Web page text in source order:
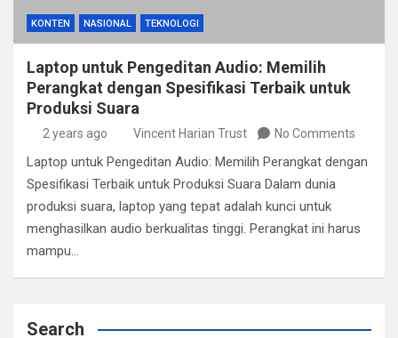
KONTEN NASIONAL TEKNOLOGI
Laptop untuk Pengeditan Audio: Memilih
Perangkat dengan Spesifikasi Terbaik untuk
Produksi Suara
2 years ago Vincent Harian Trust No Comments
Laptop untuk Pengeditan Audio: Memilih Perangkat dengan
Spesifikasi Terbaik untuk Produksi Suara Dalam dunia
produksi suara, laptop yang tepat adalah kunci untuk
menghasilkan audio berkualitas tinggi. Perangkat ini harus
mampu…
Search